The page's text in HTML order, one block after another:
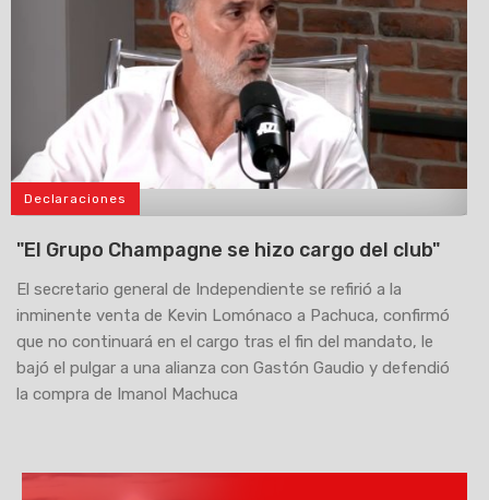
Declaraciones
"El Grupo Champagne se hizo cargo del club"
El secretario general de Independiente se refirió a la
inminente venta de Kevin Lomónaco a Pachuca, confirmó
que no continuará en el cargo tras el fin del mandato, le
bajó el pulgar a una alianza con Gastón Gaudio y defendió
la compra de Imanol Machuca